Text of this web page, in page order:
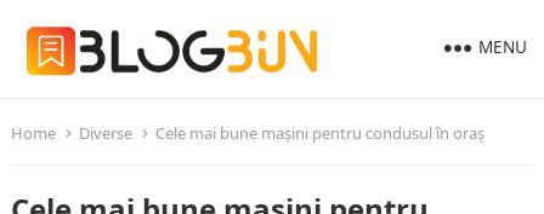
MENU
Home Diverse Cele mai bune mașini pentru condusul în oraș